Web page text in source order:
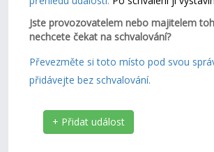
Jste provozovatelem nebo majitelem
nechcete čekat na schvalování?
Převezměte si toto místo pod svou
přidávejte bez schvalování.
+ Přidat událost